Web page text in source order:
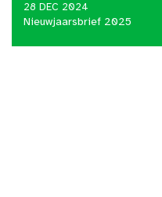
28 DEC 2024
Nieuwjaarsbrief 2025